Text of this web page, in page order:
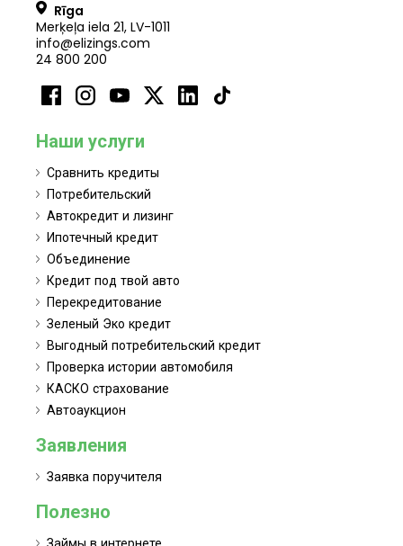
Rīga
Merķeļa iela 21, LV-1011
info@elizings.com
24 800 200
Наши услуги
Сравнить кредиты
Потребительский
Автокредит и лизинг
Ипотечный кредит
Объединение
Кредит под твой авто
Перекредитование
Зеленый Эко кредит
Выгодный потребительский кредит
Проверка истории автомобиля
КАСКО страхование
Автоаукцион
Заявления
Заявка поручителя
Полезно